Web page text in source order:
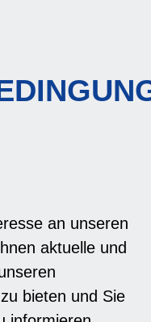
an unseren
aktuelle und
bieten und Sie